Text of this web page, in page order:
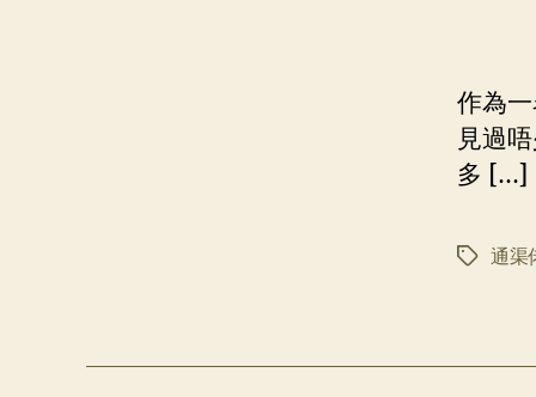
作為
見過
多 […]
标
通渠